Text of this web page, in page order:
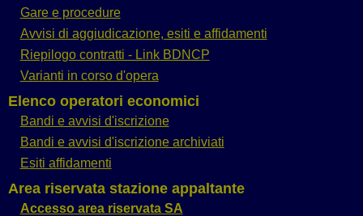
Gare e procedure
Avvisi di aggiudicazione, esiti e affidamenti
Riepilogo contratti - Link BDNCP
Varianti in corso d'opera
Elenco operatori economici
Bandi e avvisi d'iscrizione
Bandi e avvisi d'iscrizione archiviati
Esiti affidamenti
Area riservata stazione appaltante
Accesso area riservata SA